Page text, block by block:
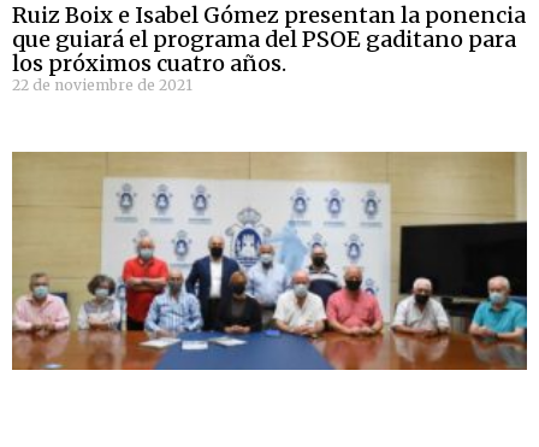
Ruiz Boix e Isabel Gómez presentan la ponencia
que guiará el programa del PSOE gaditano para
los próximos cuatro años.
22 de noviembre de 2021